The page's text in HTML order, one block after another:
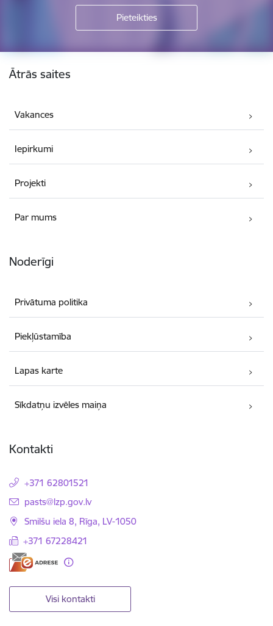
Kājene
Ātrās saites
Vakances
Iepirkumi
Projekti
Par mums
Noderīgi
Privātuma politika
Piekļūstamība
Lapas karte
Sīkdatņu izvēles maiņa
Kontakti
+371 62801521
E-pasts:
pasts@lzp.gov.lv
Smilšu iela 8, Rīga, LV-1050
+371 67228421
Visi kontakti